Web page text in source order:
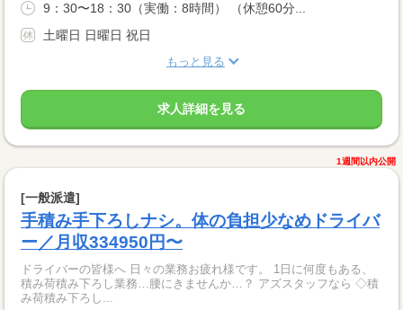
9：30〜18：30（実働：8時間） （休憩60分...
土曜日 日曜日 祝日
もっと見る
求人詳細を見る
1週間以内公開
[一般派遣]
手積み手下ろしナシ。体の負担少なめドライバ
ー／月収334950円〜
ドライバーの皆様へ 日々の業務お疲れ様です。 1日に何度もある、
積み荷積み下ろし業務…腰にきませんか…？ アズスタッフなら ◇積
み荷積み下ろし...